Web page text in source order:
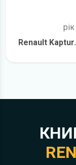
Renault